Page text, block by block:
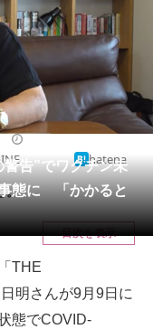
告”でワクチン未
態に 「かかると
hatena
。
目次を表示
THE
明さんが9月9日に
態でCOVID-